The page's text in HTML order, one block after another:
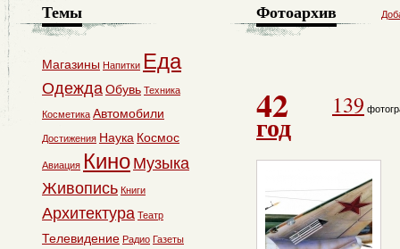
Фотоархив
42
год
139
Темы
Магазины Напитки Еда
ОдеждаОбувь Техника
Косметика Автомобили
Достижения Наука Космос
Авиация Кино Музыка
Живопись Книги
Архитектура Театр
Телевидение Радио Газеты